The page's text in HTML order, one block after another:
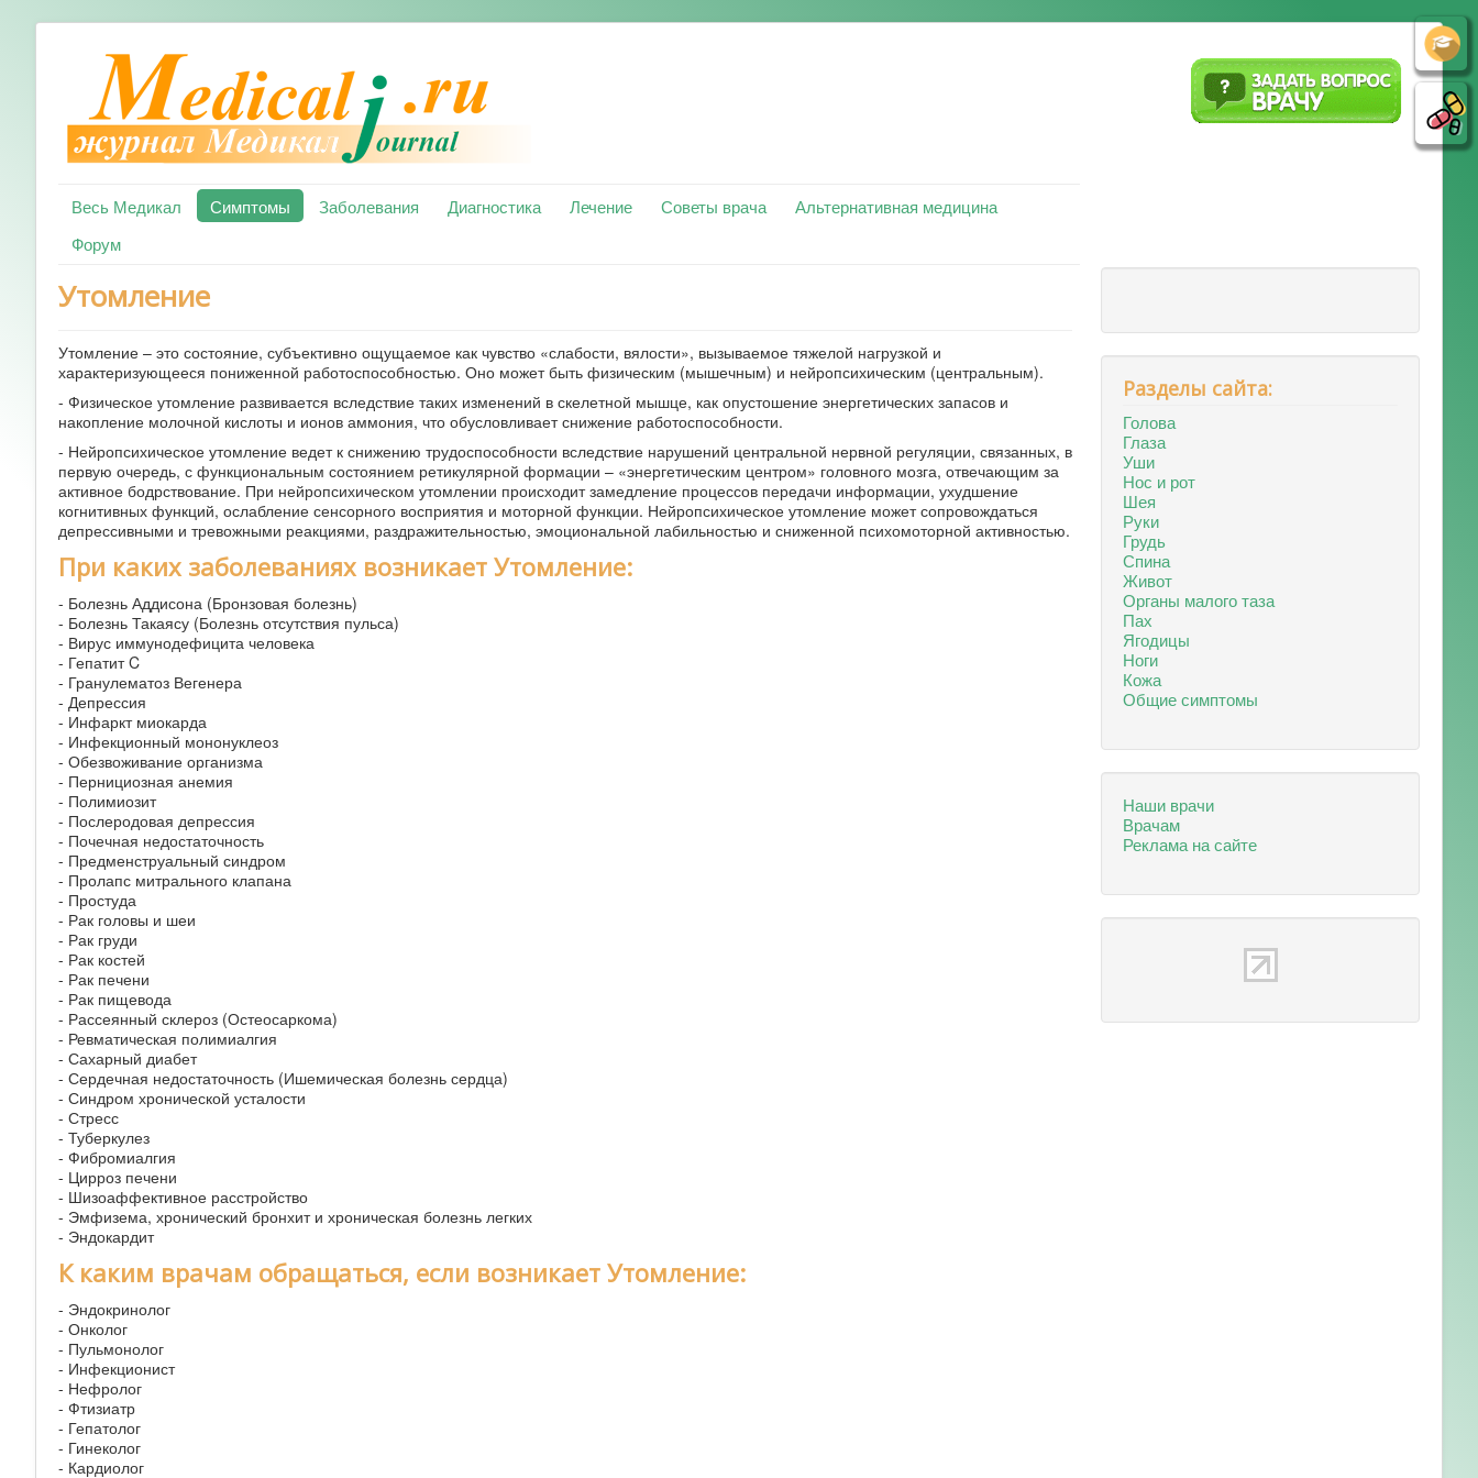
Весь Медикал Симптомы Заболевания Диагностика Лечение Советы врача
Альтернативная медицина
Форум
Утомление
Утомление – это состояние, субъективно ощущаемое как чувство «слабости, вялости», вызываемое тяжелой нагрузкой и
характеризующееся пониженной работоспособностью. Оно может быть физическим (мышечным) и нейропсихическим (центральным).
- Физическое утомление развивается вследствие таких изменений в скелетной мышце, как опустошение энергетических запасов и
накопление молочной кислоты и ионов аммония, что обусловливает снижение работоспособности.
- Нейропсихическое утомление ведет к снижению трудоспособности вследствие нарушений центральной нервной регуляции, связанных, в
первую очередь, с функциональным состоянием ретикулярной формации – «энергетическим центром» головного мозга, отвечающим за
активное бодрствование. При нейропсихическом утомлении происходит замедление процессов передачи информации, ухудшение
когнитивных функций, ослабление сенсорного восприятия и моторной функции. Нейропсихическое утомление может сопровождаться
депрессивными и тревожными реакциями, раздражительностью, эмоциональной лабильностью и сниженной психомоторной активностью.
При каких заболеваниях возникает Утомление:
- Болезнь Аддисона (Бронзовая болезнь)
- Болезнь Такаясу (Болезнь отсутствия пульса)
- Вирус иммунодефицита человека
- Гепатит C
- Гранулематоз Вегенера
- Депрессия
- Инфаркт миокарда
- Инфекционный мононуклеоз
- Обезвоживание организма
- Пернициозная анемия
- Полимиозит
- Послеродовая депрессия
- Почечная недостаточность
- Предменструальный синдром
- Пролапс митрального клапана
- Простуда
- Рак головы и шеи
- Рак груди
- Рак костей
- Рак печени
- Рак пищевода
- Рассеянный склероз (Остеосаркома)
- Ревматическая полимиалгия
- Сахарный диабет
- Сердечная недостаточность (Ишемическая болезнь сердца)
- Синдром хронической усталости
- Стресс
- Туберкулез
- Фибромиалгия
- Цирроз печени
- Шизоаффективное расстройство
- Эмфизема, хронический бронхит и хроническая болезнь легких
- Эндокардит
К каким врачам обращаться, если возникает Утомление:
- Эндокринолог
- Онколог
- Пульмонолог
- Инфекционист
- Нефролог
- Фтизиатр
- Гепатолог
- Гинеколог
- Кардиолог
Разделы сайта:
Голова
Глаза
Уши
Нос и рот
Шея
Руки
Грудь
Спина
Живот
Органы малого таза
Пах
Ягодицы
Ноги
Кожа
Общие симптомы
Наши врачи
Врачам
Реклама на сайте